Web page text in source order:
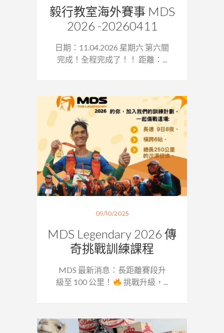
毅行教室海外賽事 MDS
2026 -20260411
日期：11.04.2026 星期六 第六關
完成！全程完成了！！ 距離：...
09/10/2025
MDS Legendary 2026 傳
奇挑戰訓練課程
MDS 最新消息：長距離賽段升
級至 100 公里！
挑戰升級，...